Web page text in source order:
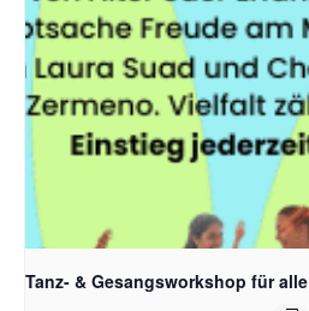
Tanz- & Gesangsworkshop für alle